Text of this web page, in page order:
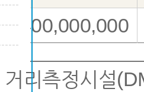
400,000,000
거리측정시설